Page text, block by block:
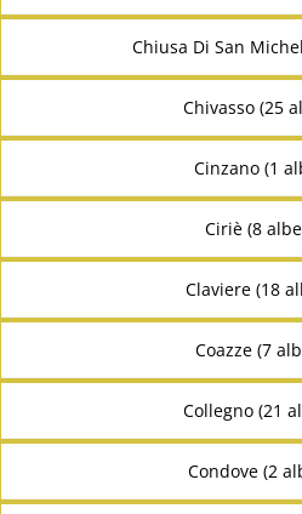
Chiusa Di San
Chivasso (25
Cinzano (1
Ciriè (8
Claviere (18
Coazze (7
Collegno (21
Condove (2